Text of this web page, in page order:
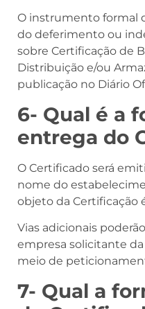
O instrumento formal
do deferimento ou
sobre Certificação de
Distribuição e/ou
publicação no Diário
6- Qual é a
entrega do
O Certificado será
nome do
objeto da Certificação
Vias adicionais
empresa solicitante
meio de
7- Qual a